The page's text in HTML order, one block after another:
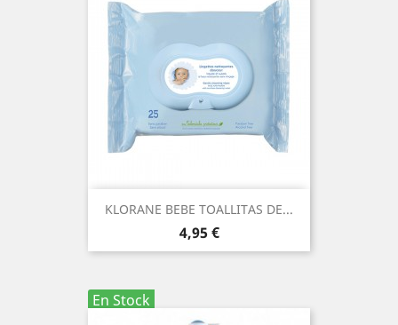
KLORANE BEBE TOALLITAS DE...
Precio
4,95 €
En Stock